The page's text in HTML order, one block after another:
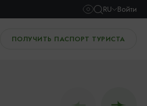
RU Войти
ПОЛУЧИТЬ ПАСПОРТ ТУРИСТА